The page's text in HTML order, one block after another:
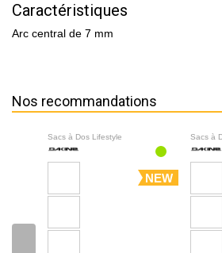
Caractéristiques
Arc central de 7 mm
Nos recommandations
Sacs à Dos Lifestyle
NEW
Sacs à